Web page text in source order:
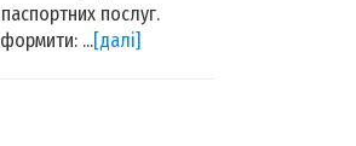
послуг.
...[далі]